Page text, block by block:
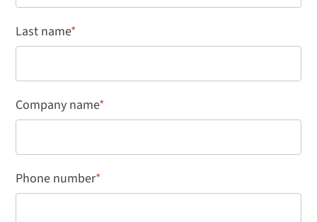
Last name*
Company name*
Phone number*